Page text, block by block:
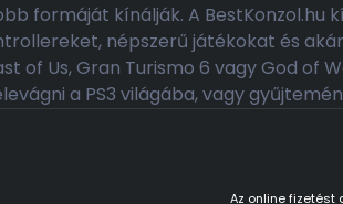
formáját kínálják. A
népszerű játékokat és
Us, Gran Turismo 6 vagy God of
a PS3 világába, vagy
Az online fizetést